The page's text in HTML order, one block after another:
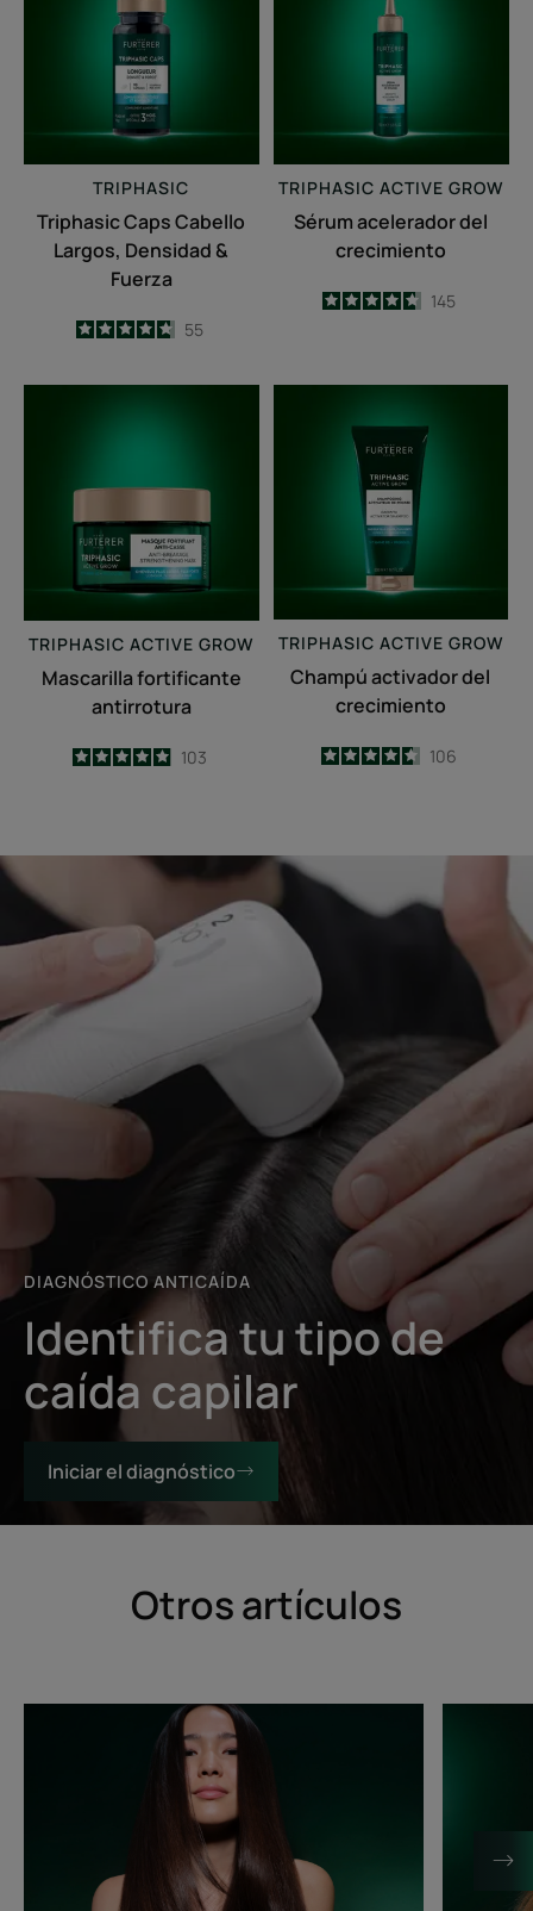
Largos,
Densidad
&
Fuerza
TRIPHASIC
Triphasic Caps Cabello
Largos, Densidad &
Fuerza
4.7
/5
55
crecimiento
TRIPHASIC ACTIVE GROW
Sérum acelerador del
crecimiento
4.7
/5
145
TRIPHASIC ACTIVE GROW
Mascarilla fortificante
antirrotura
4.9
/5
103
activador
del
crecimiento
TRIPHASIC ACTIVE GROW
Champú activador del
crecimiento
4.6
/5
106
Iniciar
el
diagnóstico
DIAGNÓSTICO ANTICAÍDA
Identifica tu tipo de
caída capilar
Iniciar el diagnóstico
Otros artículos
cabello?